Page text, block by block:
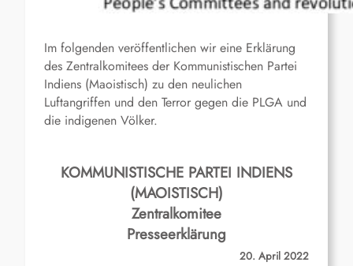
Im folgenden veröffentlichen wir eine Erklärung
des Zentralkomitees der Kommunistischen Partei
Indiens (Maoistisch) zu den neulichen
Luftangriffen und den Terror gegen die PLGA und
die indigenen Völker.
KOMMUNISTISCHE PARTEI INDIENS
(MAOISTISCH)
Zentralkomitee
Presseerklärung
20. April 2022